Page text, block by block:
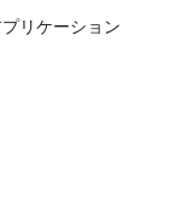
リケーション